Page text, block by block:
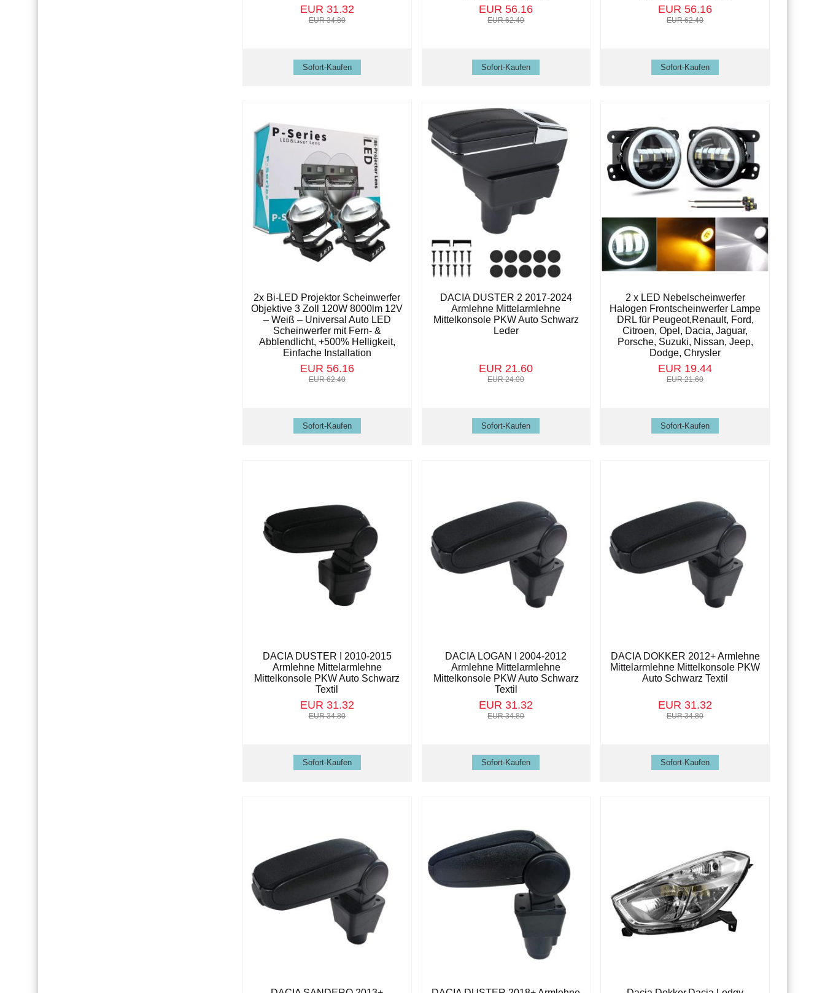
EUR 31.32
EUR 34.80
EUR 56.16
EUR 62.40
EUR 56.16
EUR 62.40
2x Bi-LED Projektor Scheinwerfer
Objektive 3 Zoll 120W 8000lm 12V
– Weiß – Universal Auto LED
Scheinwerfer mit Fern- &
Abblendlicht, +500% Helligkeit,
Einfache Installation
EUR 56.16
EUR 62.40
DACIA DUSTER 2 2017-2024
Armlehne Mittelarmlehne
Mittelkonsole PKW Auto Schwarz
Leder
EUR 21.60
EUR 24.00
2 x LED Nebelscheinwerfer
Halogen Frontscheinwerfer Lampe
DRL für Peugeot,Renault, Ford,
Citroen, Opel, Dacia, Jaguar,
Porsche, Suzuki, Nissan, Jeep,
Dodge, Chrysler
EUR 19.44
EUR 21.60
DACIA DUSTER I 2010-2015
Armlehne Mittelarmlehne
Mittelkonsole PKW Auto Schwarz
Textil
EUR 31.32
EUR 34.80
DACIA LOGAN I 2004-2012
Armlehne Mittelarmlehne
Mittelkonsole PKW Auto Schwarz
Textil
EUR 31.32
EUR 34.80
DACIA DOKKER 2012+ Armlehne
Mittelarmlehne Mittelkonsole PKW
Auto Schwarz Textil
EUR 31.32
EUR 34.80